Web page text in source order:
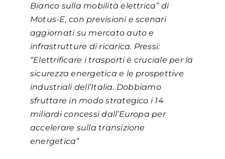
Bianco sulla mobilità elettrica” di
Motus-E, con previsioni e scenari
aggiornati su mercato auto e
infrastrutture di ricarica. Pressi:
“Elettrificare i trasporti è cruciale per la
sicurezza energetica e le prospettive
industriali dell’Italia. Dobbiamo
sfruttare in modo strategico i 14
miliardi concessi dall’Europa per
accelerare sulla transizione
energetica”